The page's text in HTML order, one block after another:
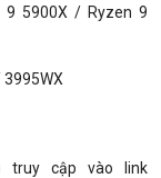
9 5900X / Ryzen 9
truy cập vào link